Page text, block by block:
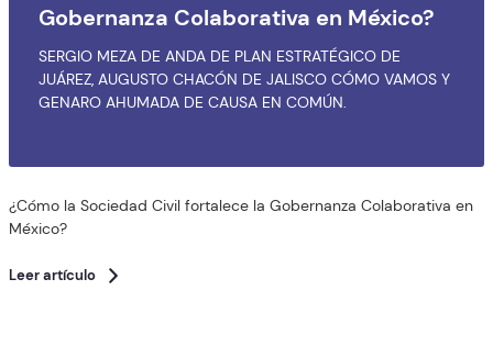
Gobernanza Colaborativa en México?
SERGIO MEZA DE ANDA DE PLAN ESTRATÉGICO DE
JUÁREZ, AUGUSTO CHACÓN DE JALISCO CÓMO VAMOS Y
GENARO AHUMADA DE CAUSA EN COMÚN.
¿Cómo la Sociedad Civil fortalece la Gobernanza Colaborativa en
México?
Leer artículo